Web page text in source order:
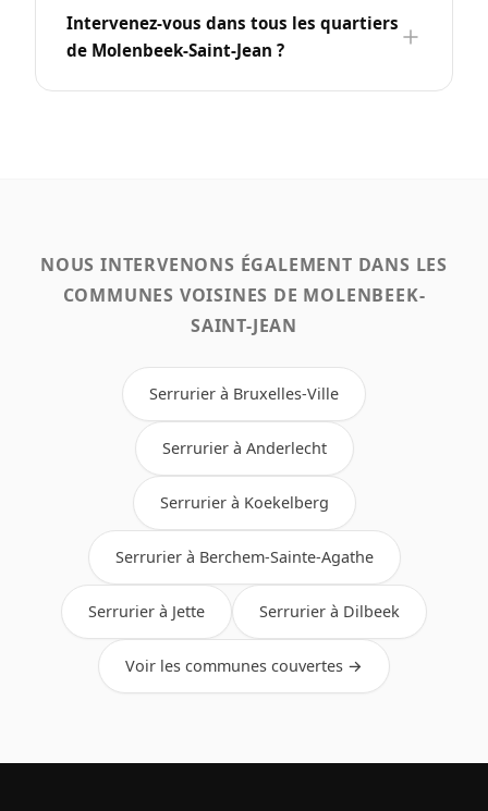
Intervenez-vous dans tous les quartiers
de Molenbeek-Saint-Jean ?
NOUS INTERVENONS ÉGALEMENT DANS LES
COMMUNES VOISINES DE MOLENBEEK-
SAINT-JEAN
Serrurier à Bruxelles-Ville
Serrurier à Anderlecht
Serrurier à Koekelberg
Serrurier à Berchem-Sainte-Agathe
Serrurier à Jette Serrurier à Dilbeek
Voir les communes couvertes →